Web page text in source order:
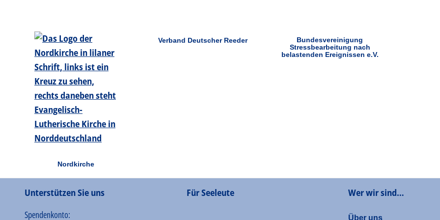
Nordkirche
Verband Deutscher Reeder
Bundesvereinigung
Stressbearbeitung nach
belastenden Ereignissen e.V.
Unterstützen Sie uns
Spendenkonto:
Für Seeleute Wer wir sind…
Über uns